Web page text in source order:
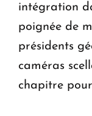
intégration
poignée de
présidents
caméras
chapitre